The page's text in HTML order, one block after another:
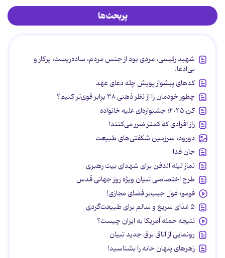
پربحث‌ها
شهید رئیسی، مردی بود از جنس مردم، ساده‌زیست، پرکار و
بی‌ادعا.
کدهای پیشواز پویش چله دعای عهد
چطور خودمان را از نظر ذهنی ۳۸ برابر قوی‌تر کنیم؟
کن ۲۰۲۵؛ جشنواره‌ای علیه خانواده
راز افرادی که کمتر ضرر می‌کنند!
دورود، سرزمین شگفتی‌های طبیعت
جان فدا
نماز لیله الدفن برای شهدای بیت رهبری
طرح اختصاصی تبیان ویژه روز جهانی قدس
فومو؛ غول جیب‌بر فضای مجازی!
۵ غذای سریع و سالم برای طبیعت‌گردی
نتیجه حمله آمریکا به ایران چیست؟
رونمایی از اتاق برق جدید تبیان
زهرهای پنهان خانه را بشناسید!